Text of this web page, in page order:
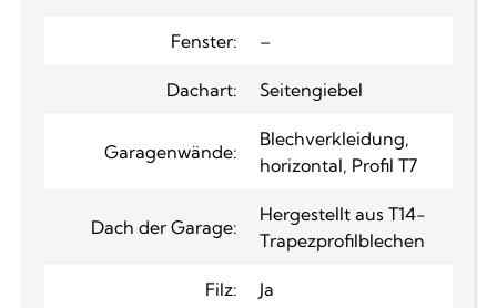
Fenster: –
Dachart: Seitengiebel
Garagenwände:
Blechverkleidung,
horizontal, Profil T7
Dach der Garage:
Hergestellt aus T14-
Trapezprofilblechen
Filz: Ja